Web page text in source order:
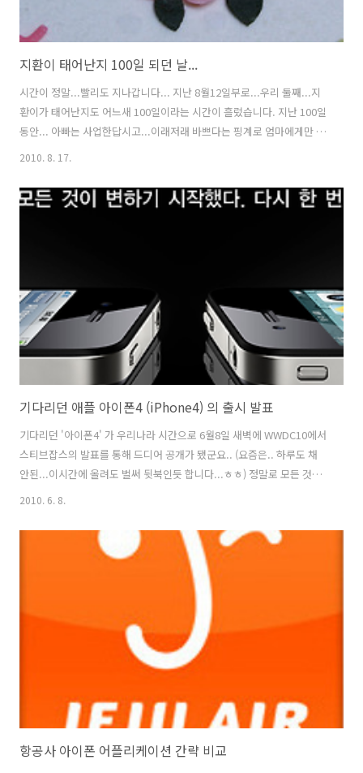
지환이 태어난지 100일 되던 날...
시간이 정말...빨리도 지나갑니다... 지난 8월12일부로...우리 둘째...지
환이가 태어난지도 어느새 100일이라는 시간이 흘렀습니다. 지난 100일
동안... 아빠는 사업한답시고...이래저래 바쁘다는 핑계로 엄마에게만 지
환이를 맡겨놓은채, 많이 이뻐도 못해주고, 시간만 흐른 듯 하군요... 주
지 못한 것 같아 미안한 마음뿐입니다. 그래도, 참 늠름(?)하고 건강하
게...잘 커준 지환에게...그리고, 지난 100일도안 너무 고생한 와이프에
2010. 8. 17.
기다리던 애플 아이폰4 (iPhone4) 의 출시 발표
기다리던 '아이폰4' 가 우리나라 시간으로 6월8일 새벽에 WWDC10에서
스티브잡스의 발표를 통해 드디어 공개가 됐군요.. (요즘은.. 하루도 채
안된...이시간에 올려도 벌써 뒷북인듯 합니다...ㅎㅎ) 정말로 모든 것이
다시 변할 것 같습니다. 처음 국내에 아이폰이 출시되었을 때처럼... 무엇
낯선 광경입니다. 그동안 아이폰은 특히나 국내시장에서 많은 것을 변화
시키고 있는데요.. 이번에도 또한번 세상이 변할지도 모르겠습니다... 아
이폰때문에 정말 사람들의 생각이 변하고 있습니다. 이번의 아이폰4 도
색상은 화이트와 블랙 두가지로 출시가 되는군요... 이미, 많은 분들이 내
용을 접하셨겠지만, 잠깐 이번 WWDC10 에서의 발표 내용을 ..
2010. 6. 8.
항공사 아이폰 어플리케이션 간략 비교